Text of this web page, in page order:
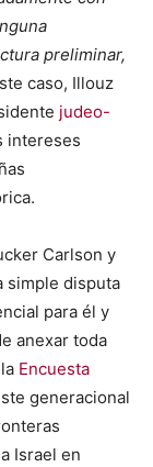
preliminar,
caso, Illouz
judeo-
intereses
Carlson y
simple disputa
para él y
anexar toda
Encuesta
generacional
Israel en